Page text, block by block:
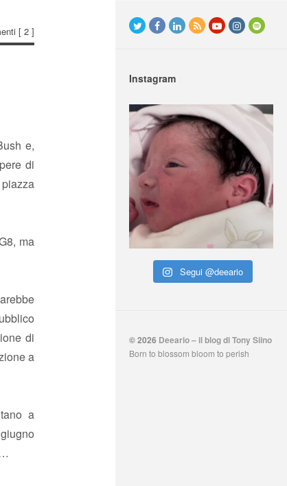
[ 2 ]
e,
di
ma
di
a
a
Instagram
Segui @deeario
© 2026 Deeario – il blog di Tony Siino
Born to blossom bloom to perish